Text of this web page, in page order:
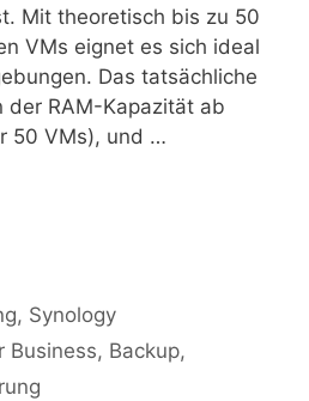
Mit theoretisch bis zu 50
VMs eignet es sich ideal
Das tatsächliche
der RAM-Kapazität ab
50 VMs), und …
, Synology
Business, Backup,